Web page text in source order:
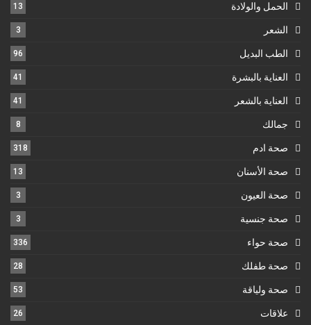
الحمل والولادة 13
الشعر 3
الطب البديل 96
العناية بالبشرة 41
العناية بالشعر 41
جمالك 8
صحة ادم 318
صحة الأسنان 13
صحة العيون 3
صحة جنسية 3
صحة حواء 336
صحة طفلك 28
صحة ولياقة 53
علاقات 26